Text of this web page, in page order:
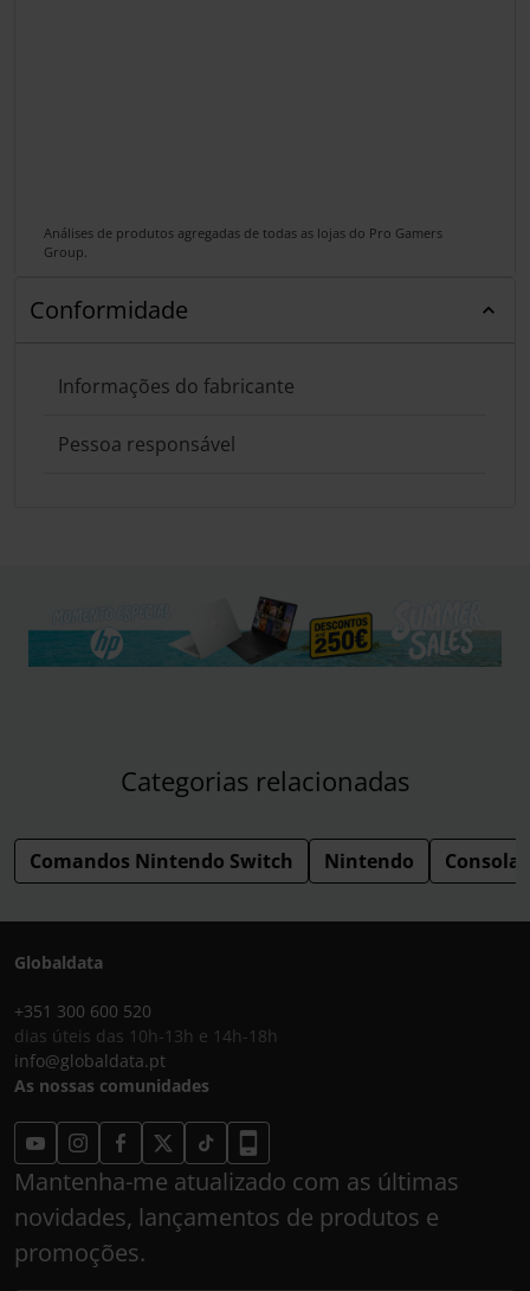
Análises de produtos agregadas de todas as lojas do Pro Gamers
Group.
Conformidade
Informações do fabricante
Pessoa responsável
Categorias relacionadas
Comandos Nintendo Switch Nintendo Consolas
Globaldata
+351 300 600 520
dias úteis das 10h-13h e 14h-18h
info@globaldata.pt
As nossas comunidades
Mantenha-me atualizado com as últimas
novidades, lançamentos de produtos e
promoções.